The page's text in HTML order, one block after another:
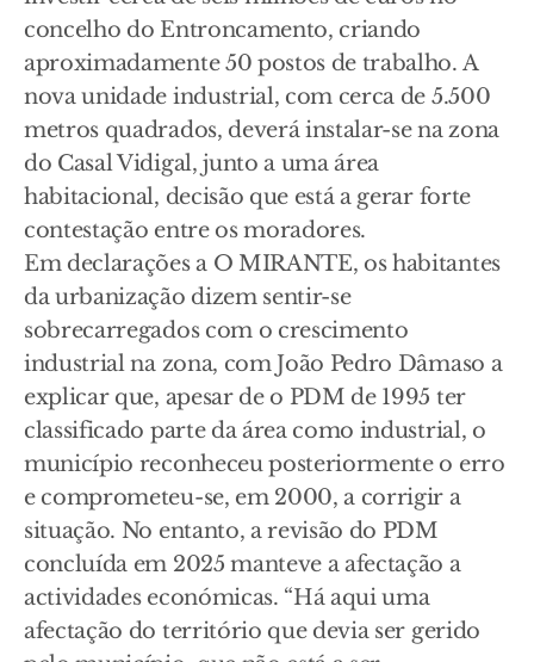
concelho do Entroncamento, criando
aproximadamente 50 postos de trabalho. A
nova unidade industrial, com cerca de 5.500
metros quadrados, deverá instalar-se na zona
do Casal Vidigal, junto a uma área
habitacional, decisão que está a gerar forte
contestação entre os moradores.
Em declarações a O MIRANTE, os habitantes
da urbanização dizem sentir-se
sobrecarregados com o crescimento
industrial na zona, com João Pedro Dâmaso a
explicar que, apesar de o PDM de 1995 ter
classificado parte da área como industrial, o
município reconheceu posteriormente o erro
e comprometeu-se, em 2000, a corrigir a
situação. No entanto, a revisão do PDM
concluída em 2025 manteve a afectação a
actividades económicas. “Há aqui uma
afectação do território que devia ser gerido